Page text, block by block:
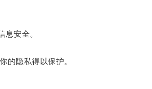
安全。
隐私得以保护。